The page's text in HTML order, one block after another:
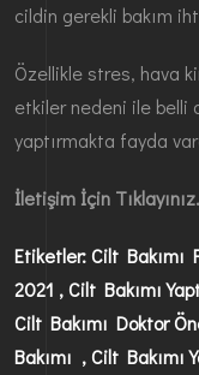
cildin gerekli bakım
Özellikle stres, hava
etkiler nedeni ile belli
yaptırmakta fayda
İletişim İçin
Etiketler: Cilt Bakımı
2021 , Cilt Bakımı
Cilt Bakımı Doktor
Bakımı , Cilt Bakımı